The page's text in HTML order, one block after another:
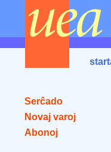
Serĉado
Novaj varoj
Abonoj